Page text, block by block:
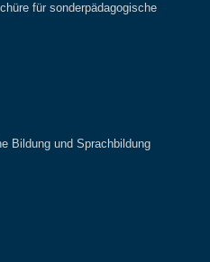
für sonderpädagogische
Bildung und Sprachbildung